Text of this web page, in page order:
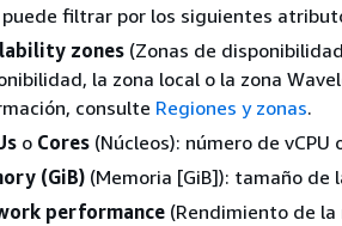
puede filtrar por los siguientes
zones (Zonas de
la zona local o la zona
consulte Regiones y zonas.
o Cores (Núcleos): número de vCPU
(GiB) (Memoria [GiB]): tamaño de
performance (Rendimiento de